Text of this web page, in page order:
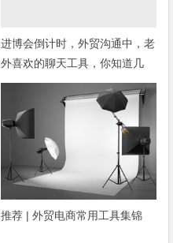
进博会倒计时，外贸沟通中，老
外喜欢的聊天工具，你知道几
种？
推荐 | 外贸电商常用工具集锦